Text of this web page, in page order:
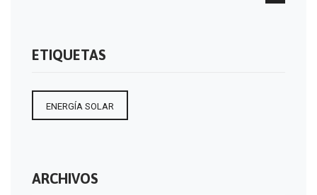
ETIQUETAS
ENERGÍA SOLAR
ARCHIVOS